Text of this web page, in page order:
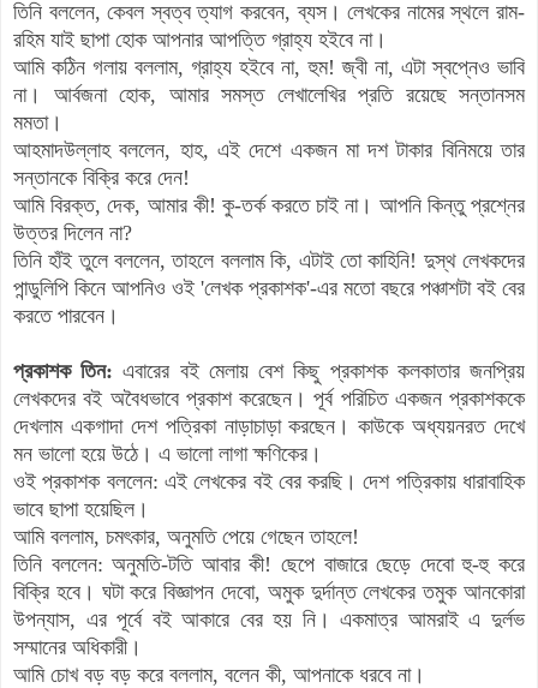
তিনি বললেন, কেবল স্বত্ব ত্যাগ করবেন, ব্যস। লেখকের নামের স্থলে রাম-
রহিম যাই ছাপা হোক আপনার আপত্তি গ্রাহ্য হইবে না।
আমি কঠিন গলায় বললাম, গ্রাহ্য হইবে না, হুম! জ্বী না, এটা স্বপ্নেও ভাবি
না। আর্বজনা হোক, আমার সমস্ত লেখালেখির প্রতি রয়েছে সন্তানসম
মমতা।
আহমাদউল্লাহ বললেন, হাহ, এই দেশে একজন মা দশ টাকার বিনিময়ে তার
সন্তানকে বিক্রি করে দেন!
আমিবিরক্ত,দেক, আমার কী! কু-তর্ক করতে চাই না। আপনি কিন্তু প্রশ্নের
উত্তর দিলেন না?
তিনি হাঁই তুলে বললেন,তাহলে বললাম কি, এটাই তো কাহিনি! দুস্থ লেখকদের
পান্ডুলিপি কিনে আপনিও ওই 'লেখক প্রকাশক'-এর মতো বছরে পঞ্চাশটা বই বের
করতে পারবেন।
প্রকাশক তিন: এবারের বই মেলায় বেশ কিছু প্রকাশক কলকাতার জনপ্রিয়
লেখকদের বই অবৈধভাবে প্রকাশ করেছেন। পূর্ব পরিচিত একজন প্রকাশককে
দেখলাম একগাদা দেশ পত্রিকা নাড়াচাড়া করছেন। কাউকে অধ্যয়নরত দেখে
মন ভালো হয়ে উঠে। এ ভালো লাগা ক্ষণিকের।
ওই প্রকাশক বললেন: এই লেখকের বই বের করছি। দেশ পত্রিকায় ধারাবাহিক
ভাবে ছাপা হয়েছিল।
আমি বললাম, চমৎকার, অনুমতি পেয়ে গেছেন তাহলে!
তিনি বললেন: অনুমতি-টতি আবার কী! ছেপে বাজারে ছেড়ে দেবো হু-হু করে
বিক্রি হবে। ঘটা করে বিজ্ঞাপন দেবো, অমুক দুর্দান্ত লেখকের তমুক আনকোরা
উপন্যাস, এর পূর্বে বই আকারে বের হয় নি। একমাত্র আমরাই এ দুর্লভ
সম্মানের অধিকারী।
আমি চোখ বড় বড় করে বললাম, বলেন কী, আপনাকে ধরবে না।